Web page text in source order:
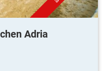
Adria